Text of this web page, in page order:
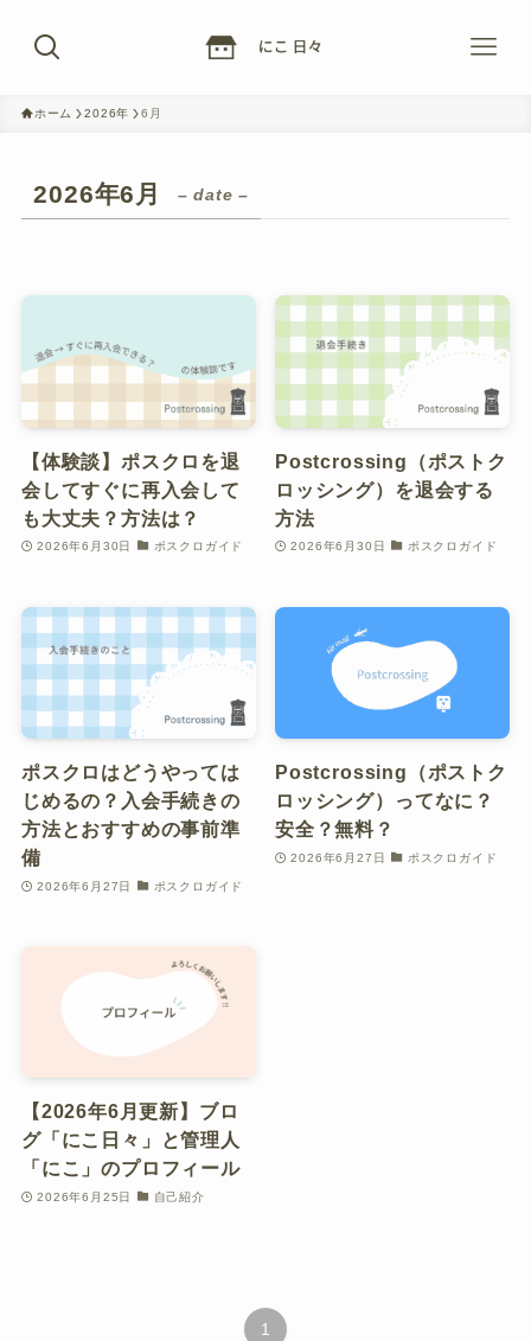
ホーム 2026年 6月
2026年6月 – date –
【体験談】ポスクロを退
会してすぐに再入会して
も大丈夫？方法は？
2026年6月30日 ポスクロガイド
Postcrossing（ポストク
ロッシング）を退会する
方法
2026年6月30日 ポスクロガイド
ポスクロはどうやっては
じめるの？入会手続きの
方法とおすすめの事前準
備
2026年6月27日 ポスクロガイド
Postcrossing（ポストク
ロッシング）ってなに？
安全？無料？
2026年6月27日 ポスクロガイド
【2026年6月更新】ブロ
グ「にこ日々」と管理人
「にこ」のプロフィール
2026年6月25日 自己紹介
1